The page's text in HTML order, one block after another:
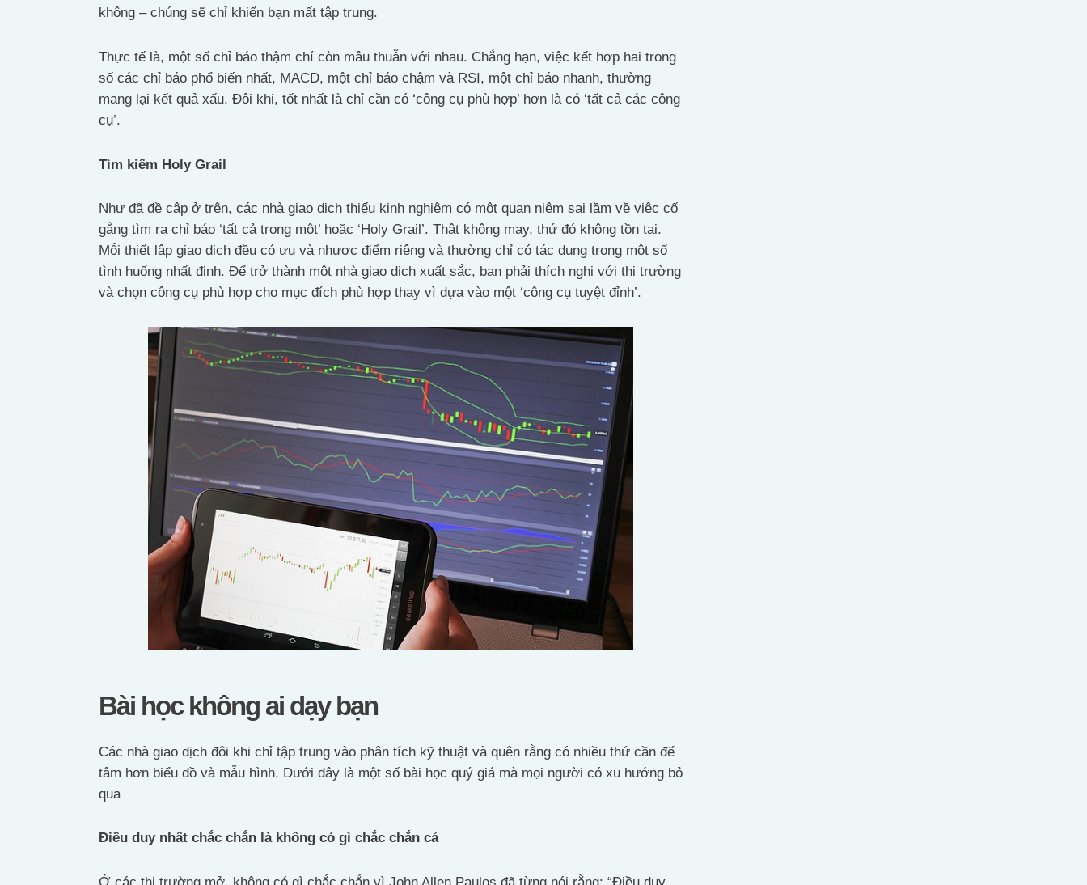
không – chúng sẽ chỉ khiến bạn mất tập trung.
Thực tế là, một số chỉ báo thậm chí còn mâu thuẫn với nhau. Chẳng hạn, việc kết hợp hai trong
số các chỉ báo phổ biến nhất, MACD, một chỉ báo chậm và RSI, một chỉ báo nhanh, thường
mang lại kết quả xấu. Đôi khi, tốt nhất là chỉ cần có ‘công cụ phù hợp’ hơn là có ‘tất cả các công
cụ’.
Tìm kiếm Holy Grail
Như đã đề cập ở trên, các nhà giao dịch thiếu kinh nghiệm có một quan niệm sai lầm về việc cố
gắng tìm ra chỉ báo ‘tất cả trong một’ hoặc ‘Holy Grail’. Thật không may, thứ đó không tồn tại.
Mỗi thiết lập giao dịch đều có ưu và nhược điểm riêng và thường chỉ có tác dụng trong một số
tình huống nhất định. Để trở thành một nhà giao dịch xuất sắc, bạn phải thích nghi với thị trường
và chọn công cụ phù hợp cho mục đích phù hợp thay vì dựa vào một ‘công cụ tuyệt đỉnh’.
Bài học không ai dạy bạn
Các nhà giao dịch đôi khi chỉ tập trung vào phân tích kỹ thuật và quên rằng có nhiều thứ cần để
tâm hơn biểu đồ và mẫu hình. Dưới đây là một số bài học quý giá mà mọi người có xu hướng bỏ
qua
Điều duy nhất chắc chắn là không có gì chắc chắn cả